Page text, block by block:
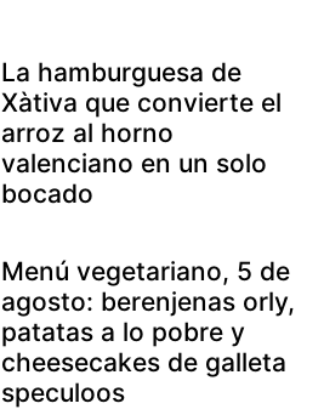
La hamburguesa de
Xàtiva que convierte el
arroz al horno
valenciano en un solo
bocado
Menú vegetariano, 5 de
agosto: berenjenas orly,
patatas a lo pobre y
cheesecakes de galleta
speculoos